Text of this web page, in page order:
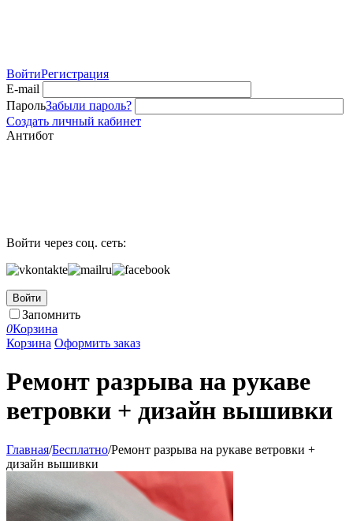
ВойтиРегистрация
E-mail
ПарольЗабыли пароль?
Создать личный кабинет
Антибот
Войти через соц. сеть:
Войти
Запомнить
0Корзина
Корзина Оформить заказ
Ремонт разрыва на рукаве
ветровки + дизайн вышивки
Главная/Бесплатно/Ремонт разрыва на рукаве ветровки +
дизайн вышивки